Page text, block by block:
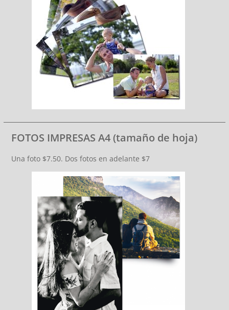
FOTOS IMPRESAS A4 (tamaño de hoja)
Una foto $7.50. Dos fotos en adelante $7